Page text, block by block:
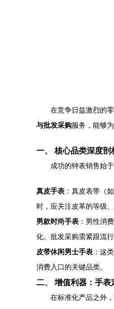
在竞争日益激烈的
与批发采购服务，能够
一、 核心品类深度
成功的钟表销售始
真皮手表 ：真皮表带（
时，应关注皮革的等级
男款时尚手表 ：男性消
化。批发采购需紧跟流
皮带休闲男士手表 ：这
消费入口的关键品类。
二、 增值利器：手
在标准化产品之外，